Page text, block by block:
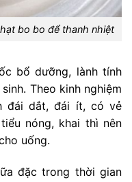
bo bo để thanh nhiệt
bổ dưỡng, lành tính
Theo kinh nghiệm
đái dắt, đái ít, có vẻ
nóng, khai thì nên
uống.
đặc trong thời gian